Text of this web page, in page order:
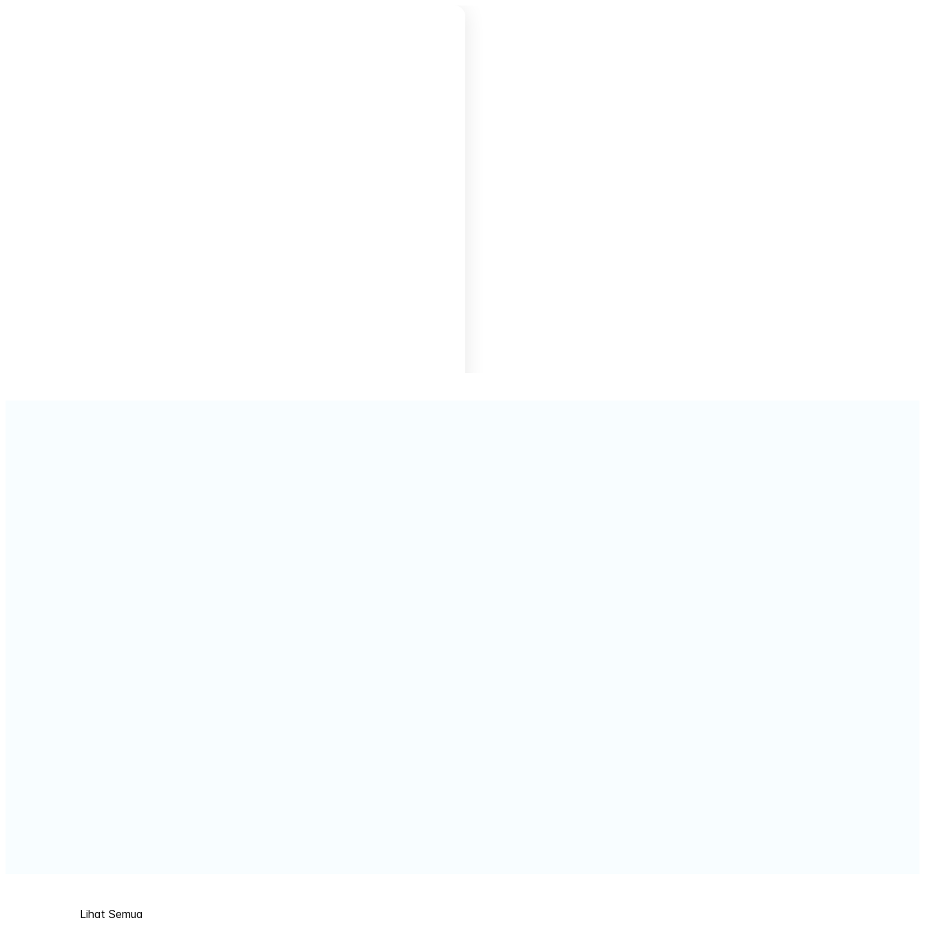
Lihat Semua